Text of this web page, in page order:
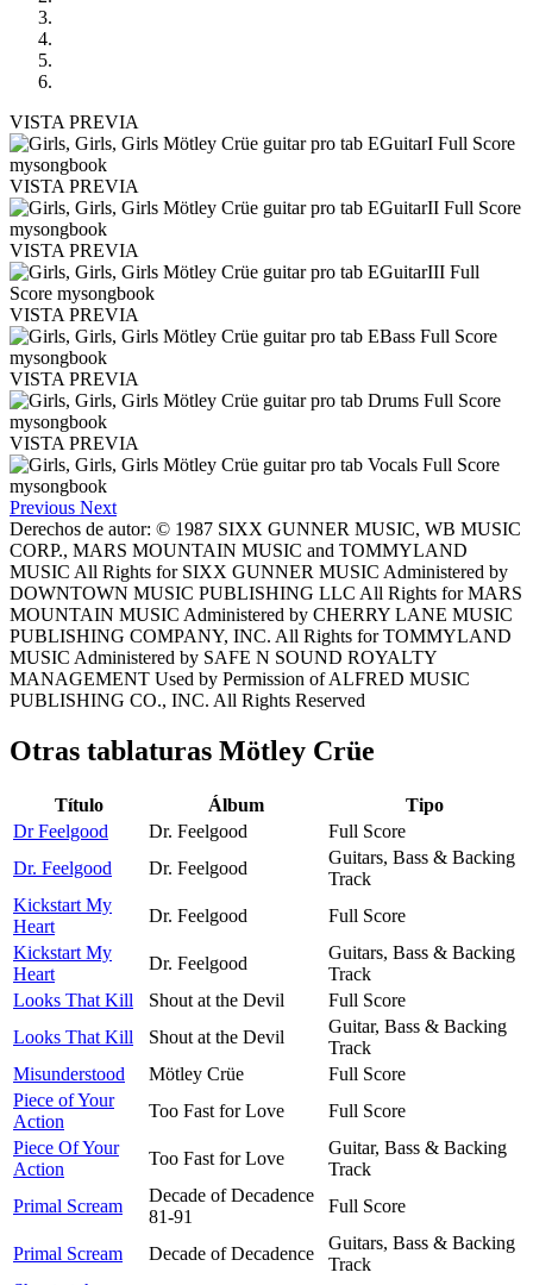
VISTA PREVIA
VISTA PREVIA
VISTA PREVIA
VISTA PREVIA
VISTA PREVIA
VISTA PREVIA
Previous Next
Derechos de autor: © 1987 SIXX GUNNER MUSIC, WB MUSIC
CORP., MARS MOUNTAIN MUSIC and TOMMYLAND
MUSIC All Rights for SIXX GUNNER MUSIC Administered by
DOWNTOWN MUSIC PUBLISHING LLC All Rights for MARS
MOUNTAIN MUSIC Administered by CHERRY LANE MUSIC
PUBLISHING COMPANY, INC. All Rights for TOMMYLAND
MUSIC Administered by SAFE N SOUND ROYALTY
MANAGEMENT Used by Permission of ALFRED MUSIC
PUBLISHING CO., INC. All Rights Reserved
Otras tablaturas Mötley Crüe
Título Álbum
Tipo
Dr Feelgood
Dr. Feelgood
Full Score
Dr. Feelgood
Dr. Feelgood
Guitars, Bass & Backing
Track
Kickstart My
Heart
Dr. Feelgood
Full Score
Kickstart My
Heart
Dr. Feelgood
Guitars, Bass & Backing
Track
Looks That Kill
Shout at the Devil
Full Score
Looks That Kill
Shout at the Devil
Guitar, Bass & Backing
Track
Misunderstood
Mötley Crüe
Full Score
Piece of Your
Action
Too Fast for Love
Full Score
Piece Of Your
Action
Too Fast for Love
Guitar, Bass & Backing
Track
Primal Scream
Decade of Decadence
81-91
Full Score
Primal Scream Decade of Decadence
Guitars, Bass & Backing
Track